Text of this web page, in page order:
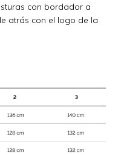
con bordador a
atrás con el logo de la